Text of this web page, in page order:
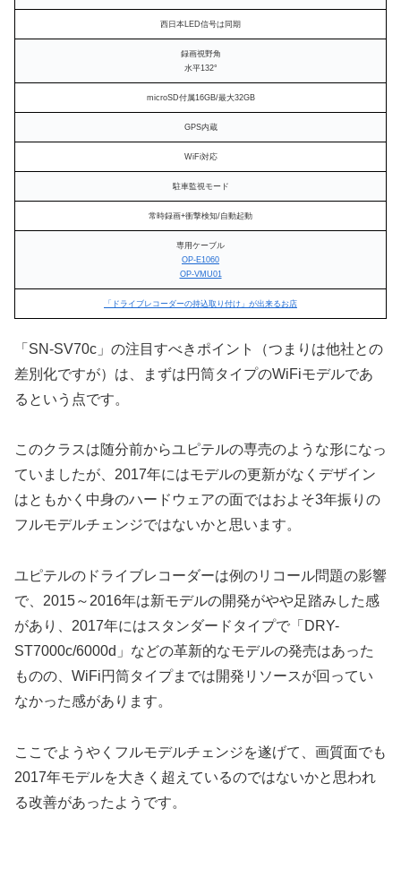
西日本LED信号は同期
録画視野角
水平132°
microSD付属16GB/最大32GB
GPS内蔵
WiFi対応
駐車監視モード
常時録画+衝撃検知/自動起動
専用ケーブル
OP-E1060
OP-VMU01
「ドライブレコーダーの持込取り付け」が出来るお店
「SN-SV70c」の注目すべきポイント（つまりは他社との
差別化ですが）は、まずは円筒タイプのWiFiモデルであ
るという点です。
このクラスは随分前からユピテルの専売のような形になっ
ていましたが、2017年にはモデルの更新がなくデザイン
はともかく中身のハードウェアの面ではおよそ3年振りの
フルモデルチェンジではないかと思います。
ユピテルのドライブレコーダーは例のリコール問題の影響
で、2015～2016年は新モデルの開発がやや足踏みした感
があり、2017年にはスタンダードタイプで「DRY-
ST7000c/6000d」などの革新的なモデルの発売はあった
ものの、WiFi円筒タイプまでは開発リソースが回ってい
なかった感があります。
ここでようやくフルモデルチェンジを遂げて、画質面でも
2017年モデルを大きく超えているのではないかと思われ
る改善があったようです。